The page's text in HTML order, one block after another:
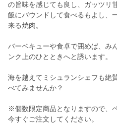
の旨味を感じても良し、ガッツリ
飯にバウンドして食べるもよし、
来る焼肉。
バーベキューや食卓で囲めば、み
ンク上のひとときへと誘います。
海を越えてミシュランシェフも絶
べてみませんか？
※個数限定商品となりますので、
今すぐご注文してください。